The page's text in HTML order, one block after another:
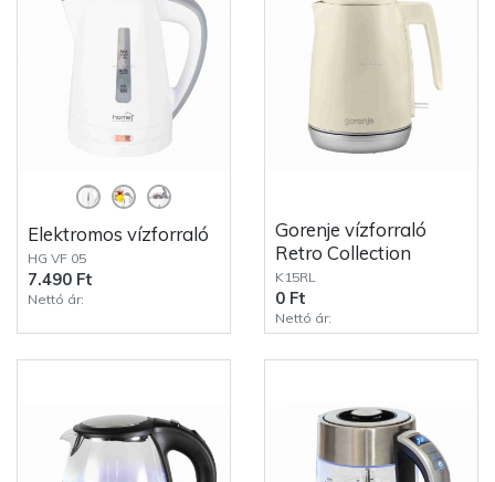
Elektromos vízforraló
HG VF 05
7.490 Ft
Nettó ár:
Gorenje vízforraló
Retro Collection
K15RL
0 Ft
Nettó ár: